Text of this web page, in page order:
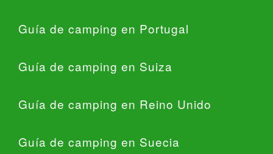
Guía de camping en Portugal
Guía de camping en Suiza
Guía de camping en Reino Unido
Guía de camping en Suecia